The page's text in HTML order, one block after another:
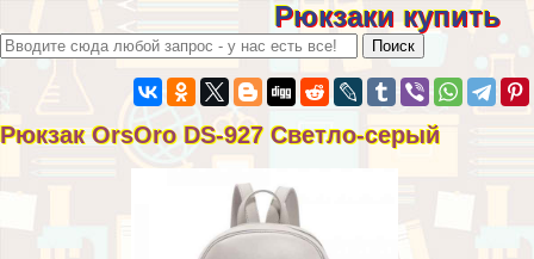
Рюкзаки купить
Рюкзак OrsOro DS-927 Светло-серый